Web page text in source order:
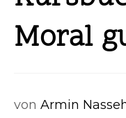
Moral
von Armin